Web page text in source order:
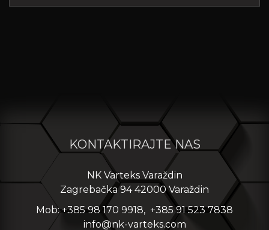
KONTAKTIRAJTE NAS
NK Varteks Varaždin
Zagrebačka 94 42000 Varaždin
Mob: +385 98 170 9918, +385 91 523 7838
info@nk-varteks.com